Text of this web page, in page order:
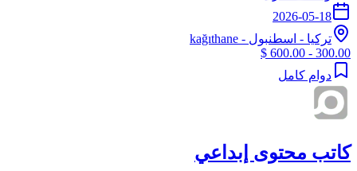
2026-05-18
تركيا - اسطنبول - kağıthane
300.00 - 600.00 $
دوام كامل
كاتب محتوى إبداعي